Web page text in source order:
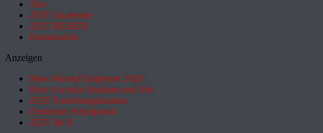
Abo
ZEIT Akademie
ZEIT REISEN
Partnersuche
Anzeigen
Most Wanted Employer 2026
How it works: Studium und Job
ZEIT Forschungskosmos
Deutsches Schulportal
ZEIT für X